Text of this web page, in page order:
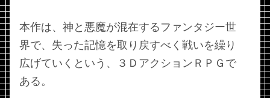
本作は、神と悪魔が混在するファンタジー世
界で、失った記憶を取り戻すべく戦いを繰り
広げていくという、３ＤアクションＲＰＧで
ある。